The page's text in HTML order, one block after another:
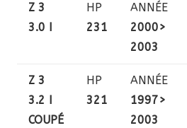
Z 3
3.0 I
HP
231
ANNÉE
2000>
2003
Z 3
3.2 I
COUPÉ
HP
321
ANNÉE
1997>
2003